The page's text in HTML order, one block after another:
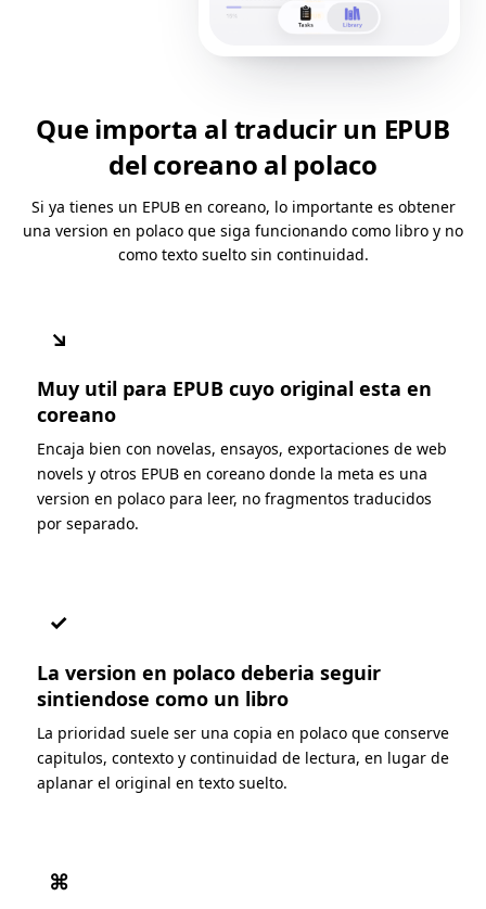
Que importa al traducir un EPUB
del coreano al polaco
Si ya tienes un EPUB en coreano, lo importante es obtener
una version en polaco que siga funcionando como libro y no
como texto suelto sin continuidad.
↘
Muy util para EPUB cuyo original esta en
coreano
Encaja bien con novelas, ensayos, exportaciones de web
novels y otros EPUB en coreano donde la meta es una
version en polaco para leer, no fragmentos traducidos
por separado.
✓
La version en polaco deberia seguir
sintiendose como un libro
La prioridad suele ser una copia en polaco que conserve
capitulos, contexto y continuidad de lectura, en lugar de
aplanar el original en texto suelto.
⌘